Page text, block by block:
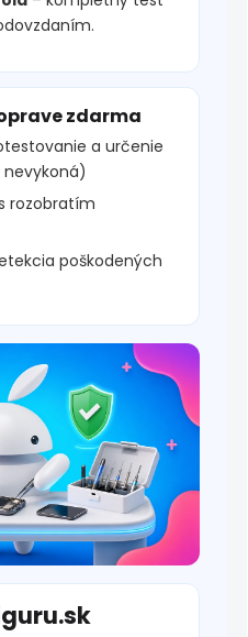
zdarma
a určenie
rozobratím
poškodených